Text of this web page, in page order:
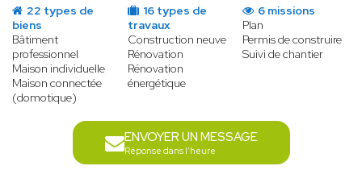
22 types de
biens
Bâtiment
professionnel
Maison individuelle
Maison connectée
(domotique)
16 types de
travaux
Construction neuve
Rénovation
Rénovation
énergétique
6 missions
Plan
Permis de construire
Suivi de chantier
ENVOYER UN MESSAGE
Réponse dans l'heure